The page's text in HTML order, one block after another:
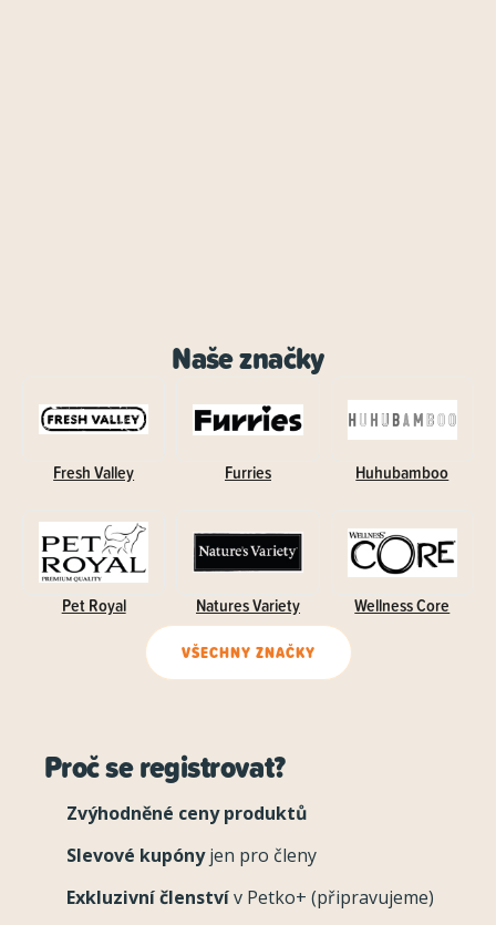
Naše značky
Fresh Valley Furries Huhubamboo
Pet Royal Natures Variety Wellness Core
VŠECHNY ZNAČKY
Proč se registrovat?
Zvýhodněné ceny produktů
Slevové kupónyjen pro členy
Exkluzivní členstvív Petko+ (připravujeme)